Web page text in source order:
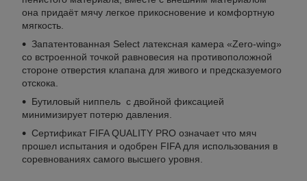
она придаёт мячу легкое прикосновение и комфортную
мягкость.
Запатентованная Select латексная камера «Zero-wing»
со встроенной точкой равновесия на противоположной
стороне отверстия клапана для живого и предсказуемого
отскока.
Бутиловый ниппель с двойной фиксацией
минимизирует потерю давления.
Сертификат FIFA QUALITY PRO означает что мяч
прошел испытания и одобрен FIFA для использования в
соревнованиях самого высшего уровня.